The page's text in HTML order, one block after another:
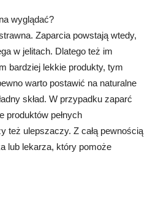
wyglądać?
Zaparcia powstają wtedy,
w jelitach. Dlatego też im
bardziej lekkie produkty, tym
warto postawić na naturalne
skład. W przypadku zaparć
produktów pełnych
też ulepszaczy. Z całą pewnością
lub lekarza, który pomoże